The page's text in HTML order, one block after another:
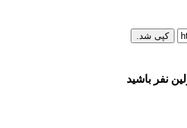
کپی شد.
نفر باشید